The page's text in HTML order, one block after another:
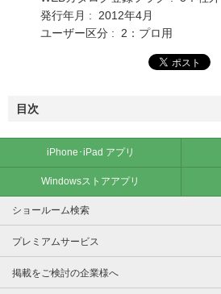
発行年月 : 2012年4月
ユーザー区分 : 2：プロ用
目次
iPhone･iPad アプリ
Windowsストアアプリ
ショールーム検索
プレミアムサービス
掲載をご検討の企業様へ